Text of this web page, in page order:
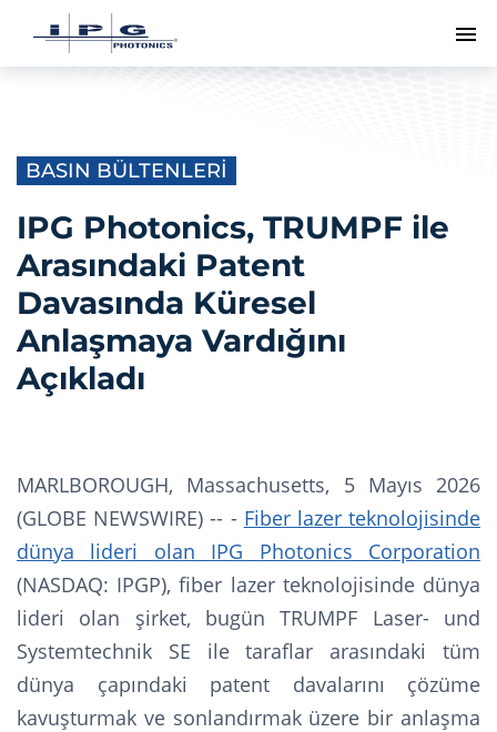
BASIN BÜLTENLERI
IPG Photonics, TRUMPF ile
Arasındaki Patent
Davasında Küresel
Anlaşmaya Vardığını
Açıkladı
MARLBOROUGH, Massachusetts, 5 Mayıs 2026
(GLOBE NEWSWIRE) -- - Fiber lazer teknolojisinde
dünya lideri olan IPG Photonics Corporation
(NASDAQ: IPGP), fiber lazer teknolojisinde dünya
lideri olan şirket, bugün TRUMPF Laser- und
Systemtechnik SE ile taraflar arasındaki tüm
dünya çapındaki patent davalarını çözüme
kavuşturmak ve sonlandırmak üzere bir anlaşma